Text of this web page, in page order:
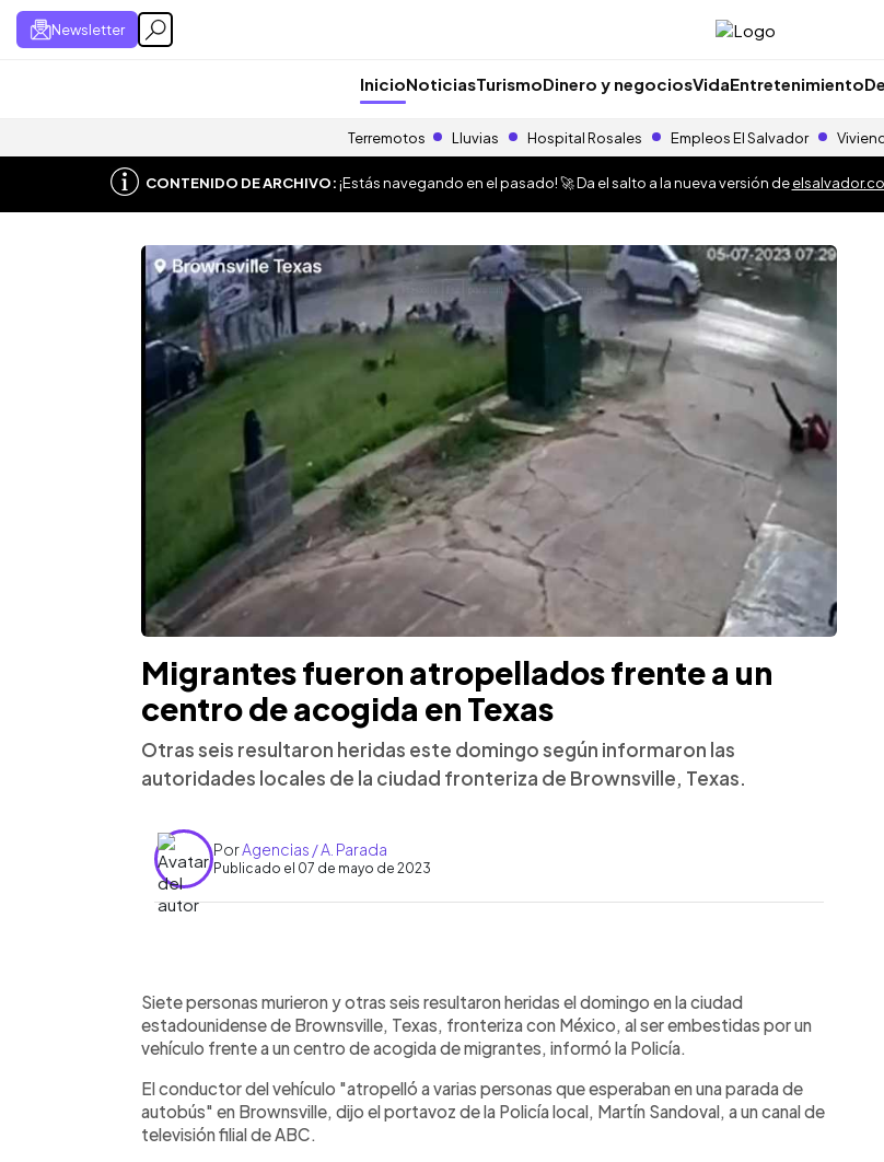
Newsletter
InicioNoticiasTurismoDinero y negociosVidaEntretenimiento
Terremotos Lluvias Hospital Rosales Empleos El Salvador
CONTENIDO DE ARCHIVO:¡Estás navegando en el pasado! 🚀 Da el salto a la nueva versión de
Migrantes fueron atropellados frente a un
centro de acogida en Texas
Otras seis resultaron heridas este domingo según informaron las
autoridades locales de la ciudad fronteriza de Brownsville, Texas.
PorAgencias / A. Parada
Publicado el 07 de mayo de 2023
Escuchar artículo
Siete personas murieron y otras seis resultaron heridas el domingo en la ciudad
estadounidense de Brownsville, Texas, fronteriza con México, al ser embestidas por un
vehículo frente a un centro de acogida de migrantes, informó la Policía.
El conductor del vehículo "atropelló a varias personas que esperaban en una parada de
autobús" en Brownsville, dijo el portavoz de la Policía local, Martín Sandoval, a un canal de
televisión filial de ABC.